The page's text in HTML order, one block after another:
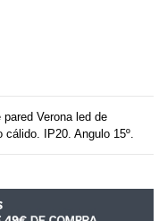
Verona led de
IP20. Angulo 15º.